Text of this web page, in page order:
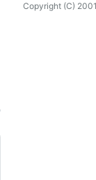
Copyright (C)